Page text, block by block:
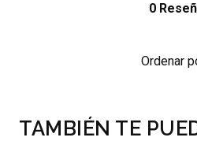
0
Ordenar
TAMBIÉN TE